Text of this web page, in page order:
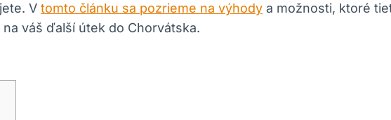
V tomto článku sa pozrieme na výhody a možnosti, ktoré
váš ďalší útek do Chorvátska.